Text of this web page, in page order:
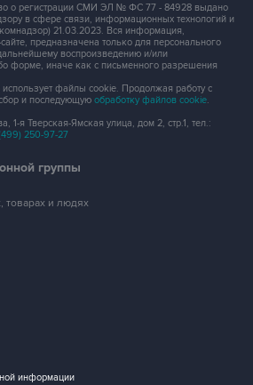
о регистрации СМИ ЭЛ № ФС 77 - 84928 выдано
в сфере связи, информационных технологий и
21.03.2023. Вся информация,
предназначена только для персонального
воспроизведению и/или
форме, иначе как с письменного разрешения
использует файлы cookie. Продолжая работу с
и последующую обработку файлов cookie.
1-я Тверская-Ямская улица, дом 2, стр.1, тел.:
250-97-27
группы
и людях
информации